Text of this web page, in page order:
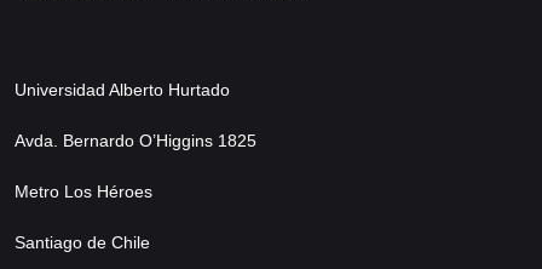
Universidad Alberto Hurtado
Avda. Bernardo O’Higgins 1825
Metro Los Héroes
Santiago de Chile